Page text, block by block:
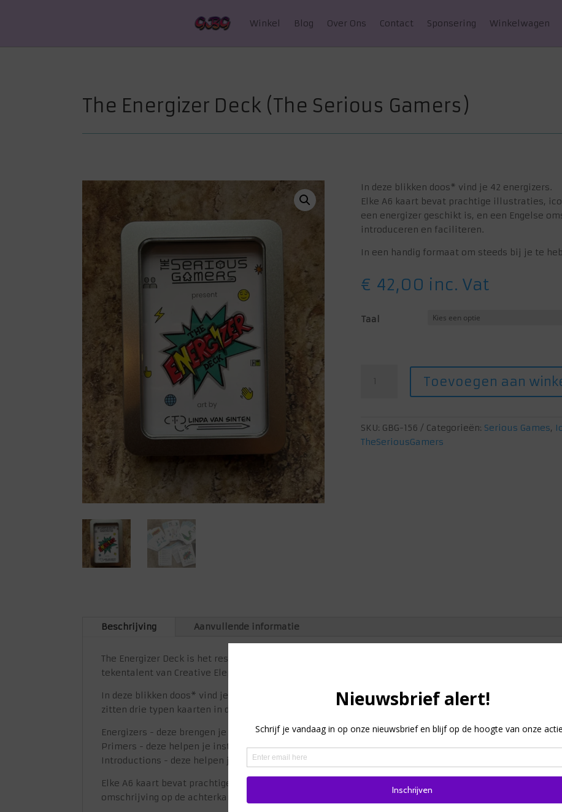
Winkel Blog Over Ons Contact Sponsering Winkelwagen
The Energizer Deck (The Serious Gamers)
In deze blikken doos* vind je 42 energizers.
Elke A6 kaart bevat prachtige illustraties,
een energizer geschikt is, en een Engelse
introduceren en faciliteren.
In een handig formaat om steeds bij je te
€ 42,00 inc. Vat
Taal
Energizer
Serious
Gamers)
Toevoegen aan
SKU: GBG-156 Categorieën: Serious Games,
TheSeriousGamers
Beschrijving Aanvullende informatie
The Energizer Deck is het resultaat van een creatieve samenwerking: De kennis en ervaring van The
tekentalent van Creative Elephant!
In deze blikken doos* vind je 42 energizers. Ook al zijn dit geen serious games, worden ze wel veel
zitten drie typen kaarten in dit blik:
Energizers - deze brengen je in beweging en zorgen voor energie
Primers - deze helpen je instappen en je brein tot rust komen
Introductions - deze helpen je om je peers beter te leren kennen
Elke A6 kaart bevat prachtige illustraties, iconen die je in één oogopslag vertellen of een energizer
omschrijving op de achterkant hoe ze te introduceren en faciliteren.